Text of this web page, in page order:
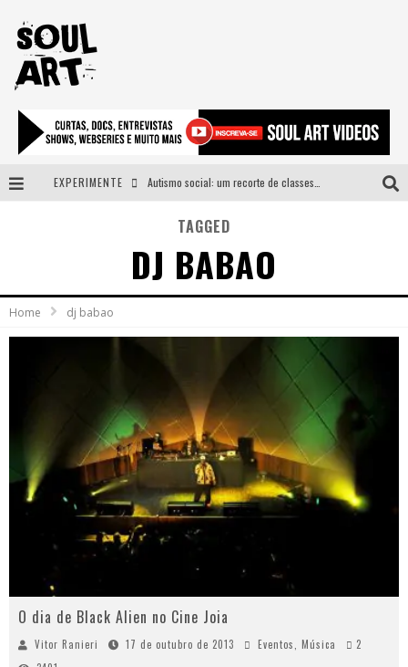
EXPERIMENTE
A subida da rampa é diferente!
Faça o bem! Mas, sem olhar a quem!?
Novo single de Arnaldo Tifu, “De Testa” explora brasilidade em sons, cores e símbolos
TAGGED
DJ BABAO
Home dj babao
O dia de Black Alien no Cine Joia
Vitor Ranieri 17 de outubro de 2013 Eventos, Música
2